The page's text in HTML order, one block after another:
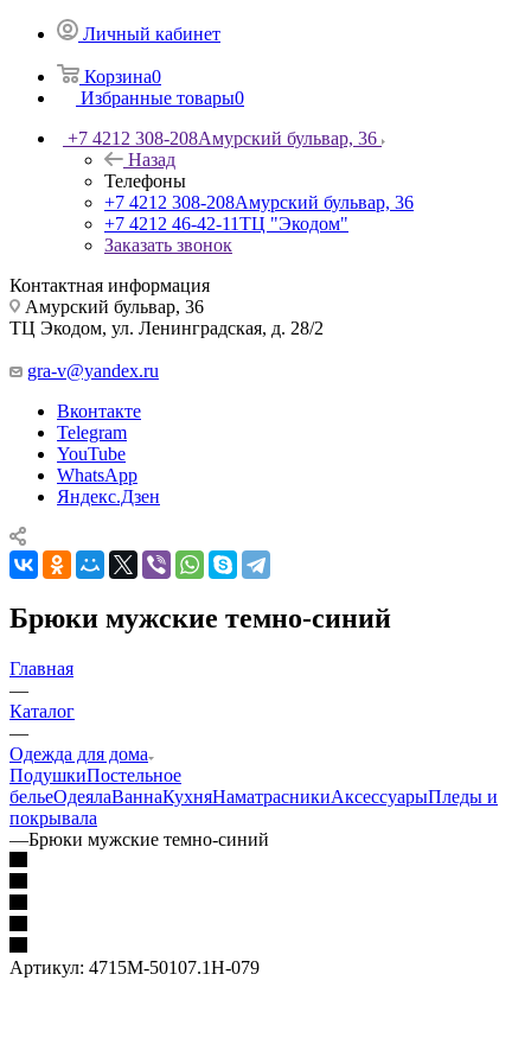
Личный кабинет
Корзина0
Избранные товары0
+7 4212 308-208Амурский бульвар, 36
Назад
Телефоны
+7 4212 308-208Амурский бульвар, 36
+7 4212 46-42-11ТЦ "Экодом"
Заказать звонок
Контактная информация
Амурский бульвар, 36
ТЦ Экодом, ул. Ленинградская, д. 28/2
gra-v@yandex.ru
Вконтакте
Telegram
YouTube
WhatsApp
Яндекс.Дзен
Брюки мужские темно-синий
Главная
—
Каталог
—
Одежда для дома
ПодушкиПостельное
бельеОдеялаВаннаКухняНаматрасникиАксессуарыПледы и
покрывала
—Брюки мужские темно-синий
Артикул: 4715M-50107.1H-079